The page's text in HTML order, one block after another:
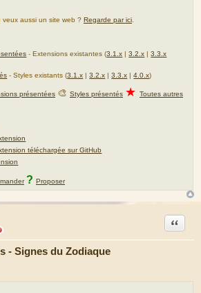
aussi un site web ? Regarde par ici
-Extensions existantes (3.1.x |3.2.x |3.3.x
- Styles existants (3.1.x |3.2.x |3.3.x |4.0.x)
présentées 🎨 Styles présentés ★ Toutes autres
téléchargée sur GitHub
? Proposer
- Signes du Zodiaque
Citation